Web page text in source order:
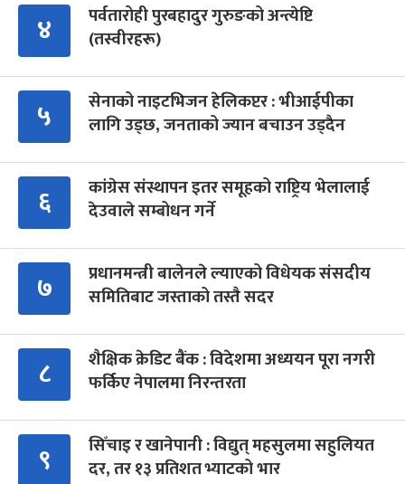
४
पर्वतारोही पुरबहादुर गुरुङको अन्त्येष्टि
(तस्वीरहरू)
५
सेनाको नाइटभिजन हेलिकप्टर : भीआईपीका
लागि उड्छ, जनताको ज्यान बचाउन उड्दैन
६
कांग्रेस संस्थापन इतर समूहको राष्ट्रिय भेलालाई
देउवाले सम्बोधन गर्ने
७
प्रधानमन्त्री बालेनले ल्याएको विधेयक संसदीय
समितिबाट जस्ताको तस्तै सदर
८
शैक्षिक क्रेडिट बैंक : विदेशमा अध्ययन पूरा नगरी
फर्किए नेपालमा निरन्तरता
९
सिँचाइ र खानेपानी : विद्युत् महसुलमा सहुलियत
दर, तर १३ प्रतिशत भ्याटको भार